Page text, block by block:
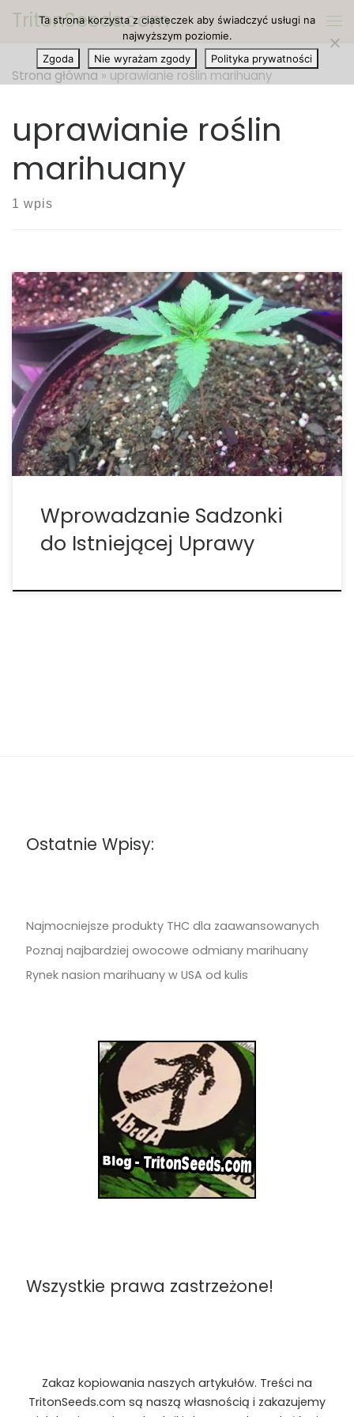
Przejdź do treści
TritonSeeds.com
Strona główna » uprawianie roślin marihuany
uprawianie roślin
marihuany
1 wpis
Jeśli masz szczęście mieszkać w kraju, w którym
uprawianie własnej marihuany jest legalne, być
może zastanawiałeś się nad uprawianiem własnej.
Jednak wprowadzanie sadzonki do istniejącej
uprawy jest nieco bardziej pracochłonne niż
zbieranie roślin ze szkółki i umieszczanie ich w ziemi,
[…]
Wprowadzanie Sadzonki
do Istniejącej Uprawy
Ostatnie Wpisy:
Najmocniejsze produkty THC dla zaawansowanych
Poznaj najbardziej owocowe odmiany marihuany
Rynek nasion marihuany w USA od kulis
Wszystkie prawa zastrzeżone!
Zakaz kopiowania naszych artykułów. Treści na
TritonSeeds.com są naszą własnością i zakazujemy
Ta strona korzysta z ciasteczek aby świadczyć usługi na
najwyższym poziomie.
Zgoda
Nie wyrażam zgody Polityka prywatności